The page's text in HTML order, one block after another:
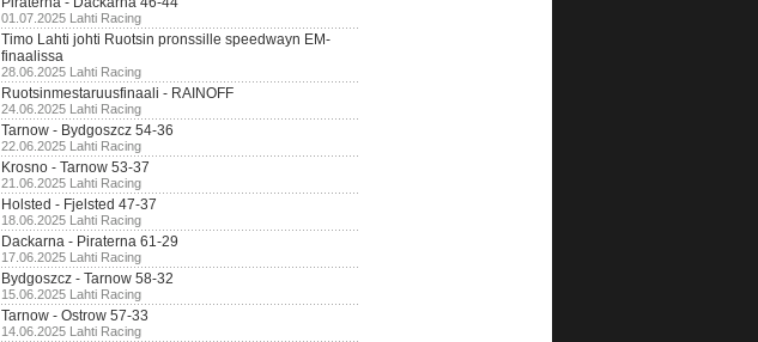
01.07.2025 Lahti Racing
Timo Lahti johti Ruotsin pronssille speedwayn EM-
finaalissa
28.06.2025 Lahti Racing
Ruotsinmestaruusfinaali - RAINOFF
24.06.2025 Lahti Racing
Tarnow - Bydgoszcz 54-36
22.06.2025 Lahti Racing
Krosno - Tarnow 53-37
21.06.2025 Lahti Racing
Holsted - Fjelsted 47-37
18.06.2025 Lahti Racing
Dackarna - Piraterna 61-29
17.06.2025 Lahti Racing
Bydgoszcz - Tarnow 58-32
15.06.2025 Lahti Racing
Tarnow - Ostrow 57-33
14.06.2025 Lahti Racing